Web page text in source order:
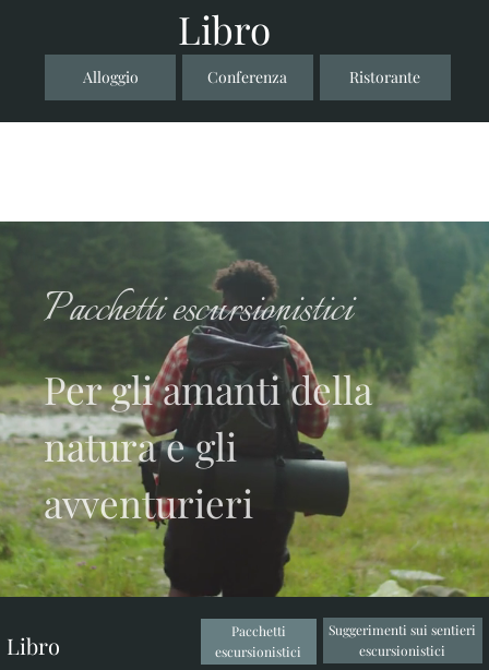
Pacchetti escursionistici
Per gli amanti della
natura e gli
avventurieri
Libro
Pacchetti
escursionistici
Suggerimenti sui sentieri
escursionistici
Libro
Alloggio Conferenza Ristorante